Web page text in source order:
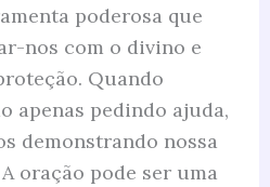
poderosa que
nos com o divino e
Quando
apenas pedindo ajuda,
demonstrando nossa
oração pode ser uma